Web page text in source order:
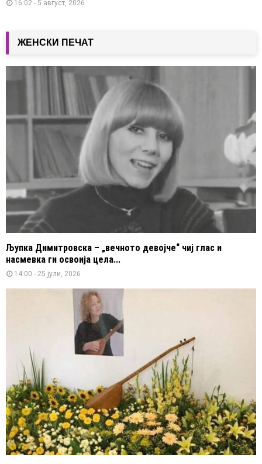
16:02 - 5 август, 2026
ЖЕНСКИ ПЕЧАТ
Љупка Димитровска – „вечното девојче“ чиј глас и
насмевка ги освоија цела...
14:00 - 25 јули, 2026